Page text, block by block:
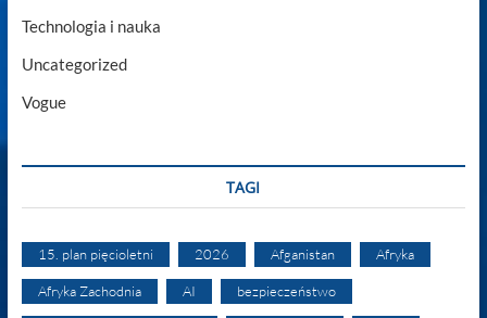
Technologia i nauka
Uncategorized
Vogue
TAGI
15. plan pięcioletni 2026 Afganistan Afryka
Afryka Zachodnia AI bezpieczeństwo